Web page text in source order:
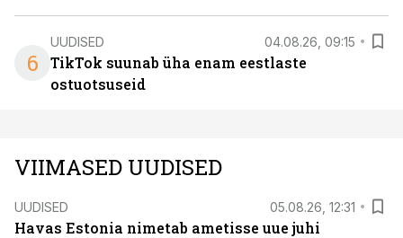
6
UUDISED 04.08.26, 09:15
TikTok suunab üha enam eestlaste
ostuotsuseid
VIIMASED UUDISED
UUDISED 05.08.26, 12:31
Havas Estonia nimetab ametisse uue juhi